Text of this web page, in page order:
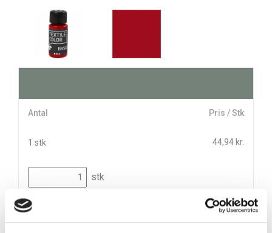
Antal Pris / Stk
1 stk 44,94 kr.
stk
44,94kr.